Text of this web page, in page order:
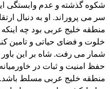
شکوه گذشته و عدم وابستگی
سر می پروراند. او به دنبال
منطقه خلیج عربی بود چه
خلوت و فضای حیاتی و تامین
شمار می رفت. شاه بر این باور
حفظ امنیت و ثبات در
منطقه خلیج عربی مسلط باشد.